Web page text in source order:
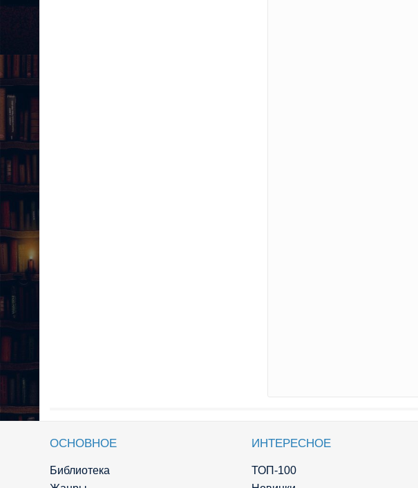
ОСНОВНОЕ
Библиотека
ИНТЕРЕСНОЕ
ТОП-100